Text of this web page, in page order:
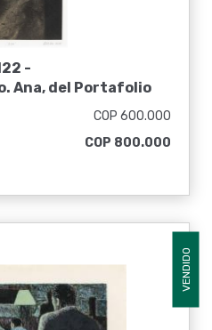
-
Ana, del Portafolio
Lucha Popular en
COP 600.000
COP 800.000
VENDIDO